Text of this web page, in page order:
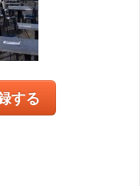
する